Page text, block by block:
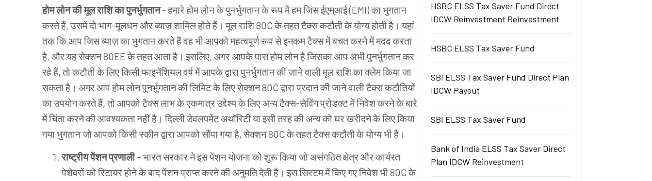
होम लोन की मूल राशि का पुनर्भुगतान-हमारे होम लोन के पुनर्भुगतान के रूप में हम जिस ईएम्आई (EMI) का भुगतान
करते हैं, उसमें दो भाग-मूलधन और ब्याज़ शामिल होते हैं। मूल राशि 80C के तहत टैक्स कटौती के योग्य होती है। यहां
तक कि आप जिस ब्याज़ का भुगतान करते हैं वह भी आपको महत्वपूर्ण रूप से इनकम टैक्स में बचत करने में मदद करता
है, और यह सेक्शन 80EE के तहत आता है। इसलिए, अगर आपके पास होम लोन है जिसका आप अभी पुनर्भुगतान कर
रहे हैं, तो कटौती के लिए किसी फाइनेंशियल वर्ष में आपके द्वारा पुनर्भुगतान की जाने वाली मूल राशि का क्लेम किया जा
सकता है। अगर आप होम लोन पुनर्भुगतान की लिमिट के लिए सेक्शन 80C द्वारा प्रदान की जाने वाली टैक्स कटौतियों
का उपयोग करते हैं, तो आपको टैक्स लाभ के एकमात्र उद्देश्य के लिए अन्य टैक्स-सेविंग प्रोडक्ट में निवेश करने के बारे
में चिंता करने की आवश्यकता नहीं है। दिल्ली डेवलपमेंट अथॉरिटी या इसी तरह की अन्य को घर खरीदने के लिए किया
गया भुगतान जो आपको किसी स्कीम द्वारा आपको सौंपा गया है, सेक्शन 80C के तहत टैक्स कटौती के योग्य भी है।
राष्ट्रीय पेंशन प्रणाली - भारत सरकार ने इस पेंशन योजना को शुरू किया जो असंगठित क्षेत्र और कार्यरत
पेशेवरों को रिटायर होने के बाद पेंशन प्राप्त करने की अनुमति देती है। इस सिस्टम में किए गए निवेश भी 80C के
HSBC ELSS Tax Saver Fund Direct
IDCW Reinvestment Reinvestment
HSBC ELSS Tax Saver Fund
SBI ELSS Tax Saver Fund Direct Plan
IDCW Payout
SBI ELSS Tax Saver Fund
Bank of India ELSS Tax Saver Direct
Plan IDCW Reinvestment